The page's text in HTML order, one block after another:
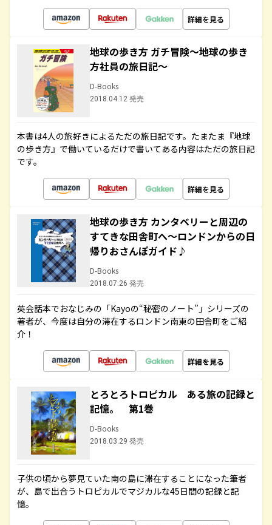
詳細を見る
地球の歩き方 ガチ冒険～地球の歩き
方社員の旅日記～
D-Books
2018.04.12 発売
本書は4人の旅好きによるただの旅日記です。たまたま『地球
の歩き方』で働いているだけで書いてある内容はただの旅日記
です。
詳細を見る
地球の歩き方 カンタベリーと周辺の
すてきな田舎町へ～ロンドンからの日
帰りおさんぽガイド♪
D-Books
2018.07.26 発売
英会話本でおなじみの「Kayoの“秘密のノート”」シリーズの
著者が、今度は自分の滞在するロンドン南東の田舎町をご紹
介！
詳細を見る
とろとろトロピカル ある旅の記録と
記憶。 第1巻
D-Books
2018.03.29 発売
子供の頃から夢見ていた南の島に滞在することになった筆者
が、島で出合うトロピカルでマジカルな45日間の記録と記
憶。